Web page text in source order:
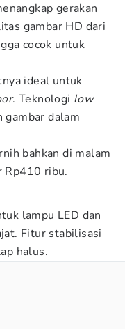
gerakan
gambar HD dari
cocok untuk
ideal untuk
. Teknologi low
dalam
bahkan di malam
Rp410 ribu.
lampu LED dan
Fitur stabilisasi
halus.